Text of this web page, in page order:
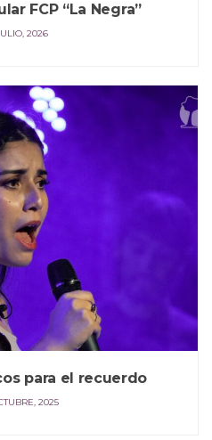
FCP “La Negra”
2026
para el recuerdo
2025